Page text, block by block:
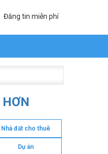
Đăng tin miễn phí
Nhà đất cho thuê
Dự án